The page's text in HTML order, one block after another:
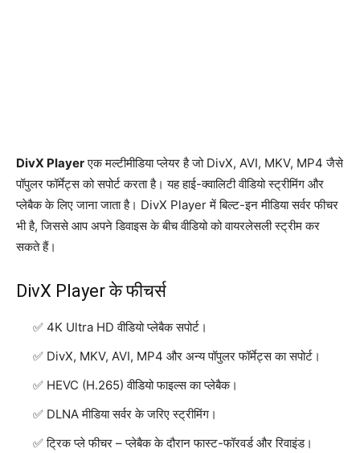
DivX Playerएक मल्टीमीडिया प्लेयर है जो DivX, AVI, MKV, MP4 जैसे
पॉपुलर फॉर्मेट्स को सपोर्ट करता है। यह हाई-क्वालिटी वीडियो स्ट्रीमिंग और
प्लेबैक के लिए जाना जाता है। DivX Player में बिल्ट-इन मीडिया सर्वर फीचर
भी है, जिससे आप अपने डिवाइस के बीच वीडियो को वायरलेसली स्ट्रीम कर
सकते हैं।
DivX Player के फीचर्स
4K Ultra HD वीडियो प्लेबैक सपोर्ट।
DivX, MKV, AVI, MP4 और अन्य पॉपुलर फॉर्मेट्स का सपोर्ट।
HEVC (H.265) वीडियो फाइल्स का प्लेबैक।
DLNA मीडिया सर्वर के जरिए स्ट्रीमिंग।
ट्रिक प्ले फीचर – प्लेबैक के दौरान फास्ट-फॉरवर्ड और रिवाइंड।